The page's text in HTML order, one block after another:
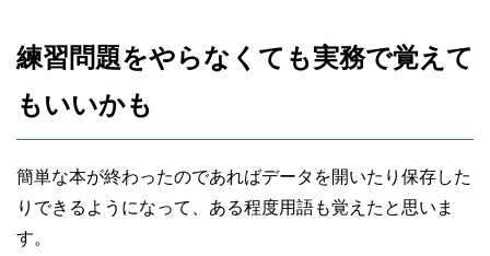
練習問題をやらなくても実務で覚えて
もいいかも
簡単な本が終わったのであればデータを開いたり保存した
りできるようになって、ある程度用語も覚えたと思いま
す。